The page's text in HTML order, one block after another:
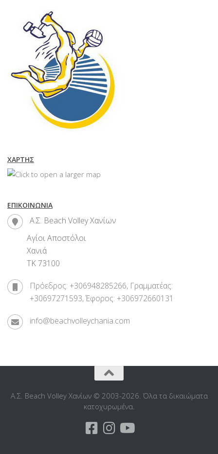
ΧΆΡΤΗΣ
ΕΠΙΚΟΙΝΩΝΊΑ
Α.Σ. Beach Volley Χανίων
Αγίοι Αποστόλοι
Χανιά
ΤΚ 73100
Πρόεδρος: +306948285266, Γραμματέας:
+30697271593, Έφορος: +306972660131
info@beachvolleychania.com
Α.Σ. Beach Volley Χανίων © 2003-2026. Όλα τα δικαιώματα
κατοχυρωμένα.